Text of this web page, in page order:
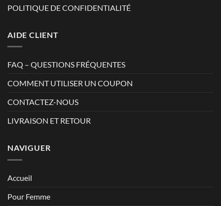
POLITIQUE DE CONFIDENTIALITÉ
AIDE CLIENT
FAQ – QUESTIONS FRÉQUENTES
COMMENT UTILISER UN COUPON
CONTACTEZ-NOUS
LIVRAISON ET RETOUR
NAVIGUER
Accueil
Pour Femme